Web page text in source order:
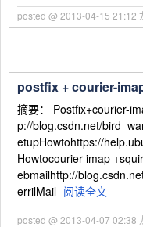
posted @ 2013-04-15 21:12
postfix + courier-
摘要： Postfix+courier-
p://blog.csdn.net/
etupHowtohttps://
Howtocourier-imap
ebmailhttp://
errilMail 阅读全文
posted @ 2013-04-07 02:38